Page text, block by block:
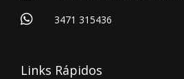
3471 315436
Links Rápidos